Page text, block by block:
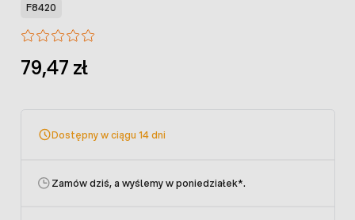
F8420
79,47 zł
Dostępny w ciągu 14 dni
Zamów dziś, a wyślemy w poniedziałek*.